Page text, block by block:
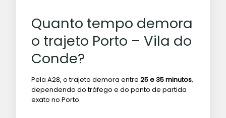
Quanto tempo demora
o trajeto Porto – Vila do
Conde?
Pela A28, o trajeto demora entre 25 e 35 minutos,
dependendo do tráfego e do ponto de partida
exato no Porto.